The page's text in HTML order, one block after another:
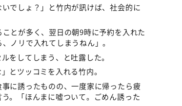
でしょ？」と竹内が訊けば、社会的に
とが多く、翌日の朝9時に予約を入れた
ノリで入れてしまうねん」。
をしてしまう、と吐露した。
とツッコミを入れる竹内。
に誘ったものの、一度家に帰ったら疲
。「ほんまに嘘ついて。ごめん誘った